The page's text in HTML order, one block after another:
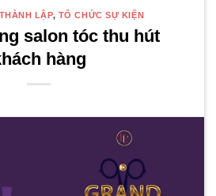
LẬP, TỔ CHỨC SỰ KIỆN
salon tóc thu hút
hàng